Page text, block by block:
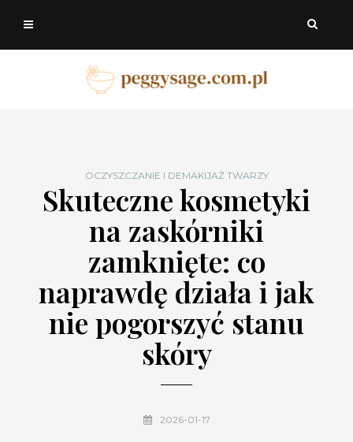
OCZYSZCZANIE I DEMAKIJAŻ TWARZY
Skuteczne kosmetyki
na zaskórniki
zamknięte: co
naprawdę działa i jak
nie pogorszyć stanu
skóry
2026-01-17